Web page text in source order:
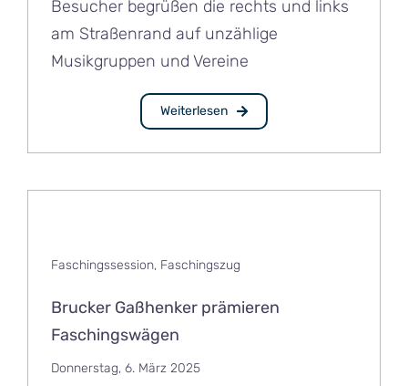
Besucher begrüßen die rechts und links
am Straßenrand auf unzählige
Musikgruppen und Vereine
Weiterlesen
Faschingssession, Faschingszug
Brucker Gaßhenker prämieren
Faschingswägen
Donnerstag, 6. März 2025